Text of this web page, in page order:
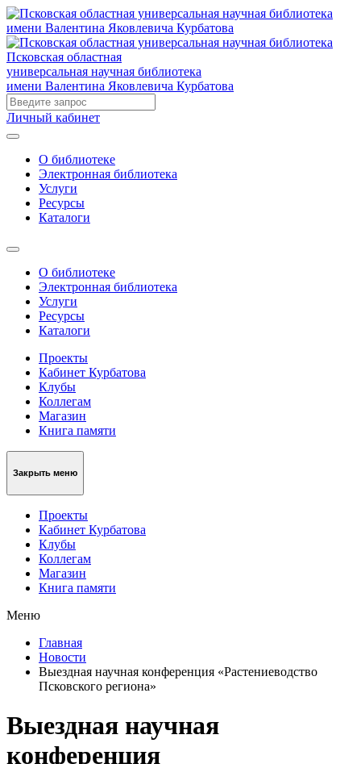
Псковская областная
универсальная научная библиотека
имени Валентина Яковлевича Курбатова
Личный кабинет
О библиотеке
Электронная библиотека
Услуги
Ресурсы
Каталоги
О библиотеке
Электронная библиотека
Услуги
Ресурсы
Каталоги
Проекты
Кабинет Курбатова
Клубы
Коллегам
Магазин
Книга памяти
Закрыть меню
Проекты
Кабинет Курбатова
Клубы
Коллегам
Магазин
Книга памяти
Меню
Главная
Новости
Выездная научная конференция «Растениеводство
Псковского региона»
Выездная научная
конференция